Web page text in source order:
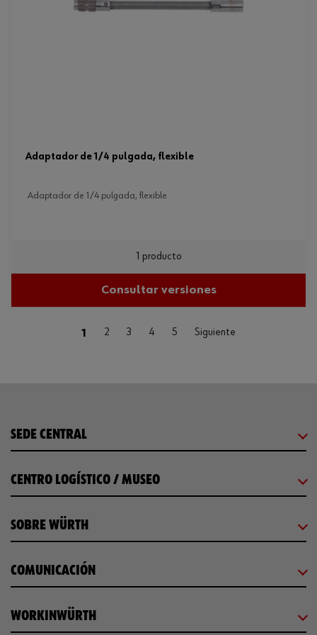
adaptador de 1/4 pulgada, flexible
adaptador de 1/4 pulgada, flexible
1 producto
Consultar versiones
1 (current)
2 3 4 5 Siguiente
SEDE CENTRAL
CENTRO LOGÍSTICO / MUSEO
SOBRE WÜRTH
COMUNICACIÓN
WORKINWÜRTH